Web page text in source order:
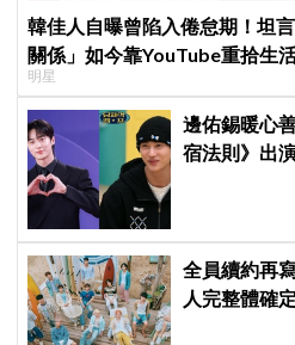
韓佳人自曝曾陷入倦怠期！坦
關係」如今靠YouTube重拾生
明星
邊佑錫暖心
宿法則》出
全員續約再
人完整體確